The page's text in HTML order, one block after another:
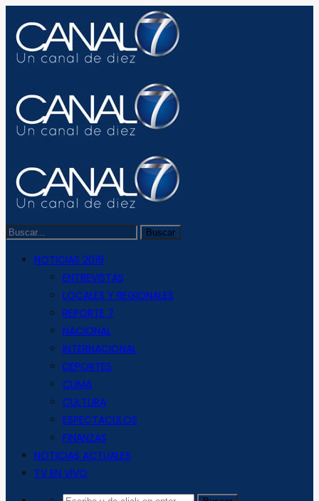
NOTICIAS 2019
ENTREVISTAS
LOCALES Y REGIONALES
REPORTE 7
NACIONAL
INTERNACIONAL
DEPORTES
CLIMA
CULTURA
ESPECTACULOS
FINANZAS
NOTICIAS ACTUALES
TV EN VIVO